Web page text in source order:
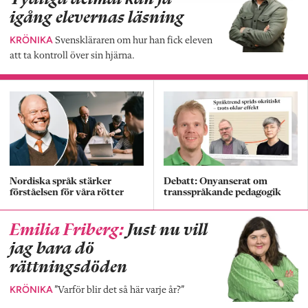
igång elevernas läsning
KRÖNIKA Svenskläraren om hur han fick eleven
att ta kontroll över sin hjärna.
Nordiska språk stärker
förståelsen för våra rötter
Debatt: Onyanserat om
transspråkande pedagogik
Emilia Friberg: Just nu vill
jag bara dö
rättningsdöden
KRÖNIKA”Varför blir det så här varje år?”